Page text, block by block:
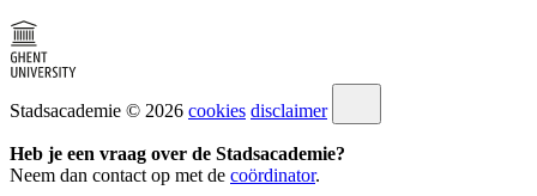
Stadsacademie © 2026 cookies disclaimer
Heb je een vraag over de Stadsacademie?
Neem dan contact op met de coördinator.